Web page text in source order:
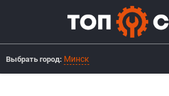
Выбрать город: Минск